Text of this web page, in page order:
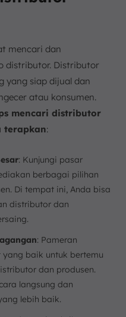
mencari dan
distributor. Distributor
yang siap dijual dan
atau konsumen.
mencari distributor
terapkan:
: Kunjungi pasar
berbagai pilihan
Di tempat ini, Anda bisa
distributor dan
: Pameran
baik untuk bertemu
dan produsen.
langsung dan
lebih baik.